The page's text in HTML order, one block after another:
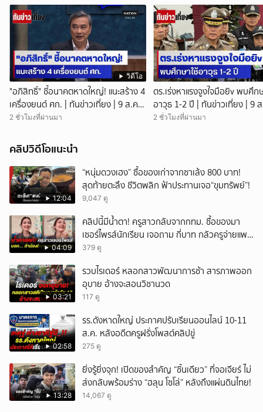
วิดีโอ
"อภิสิทธิ์" ชี้อนาคตหาดใหญ่! แนะสร้าง 4
เครื่องยนต์ ศก. | ทันข่าวเที่ยง | 9 ส.ค.
69 | NationTV22
2 ชั่วโมงที่ผ่านมา
ตร.เร่งหาแรงจูงใจมือยิv พบศึก
อาวุธ 1-2 ปี | ทันข่าวเที่ยง | 9
NationTV22 สอบพยานแล้ว
2 ชั่วโมงที่ผ่านมา
คลิปวิดีโอแนะนำ
12:04
“หนุ่มดวงเฮง” ซื้อของเก่าจากซาเล้ง 800 บาท!
สุดท้ายตะลึง ชีวิตพลิก ฟ้าประทานเจอ“ขุมทรัพย์”!
9,047 ดู
04:09
คลิปนี้มีน้ำตา! ครูสาวกลับจากกทม. ซื้อของมา
เซอร์ไพรส์นักเรียน เจอถาม กี่บาท กลัวครูจ่ายแพง
w
379 ดู
03:21
รวบไรเดอร์ หลอกสาวพัฒนาการช้า สารภาพออก
อุบาย อ้างจะสอนวิชานวด
117 ดู
02:58
รร.ดังหาดใหญ่ ประกาศปรับเรียนออนไลน์ 10-11
ส.ค. หลังอดีตครูฝรั่งโพสต์คลิปขู่
275 ดู
13:28
ยิ่งรู้ยิ่งจุก! เปิดของสำคัญ “ชิ้นเดียว” ที่จอเจียร์ ไม่
ส่งกลับพร้อมร่าง “ฮลุน โซโล่” หลังถึงแผ่นดินไทย!
14,067 ดู